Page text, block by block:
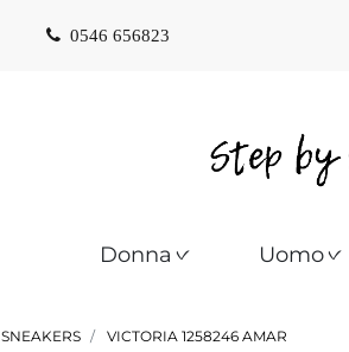
0546 656823
Donna Uomo
SNEAKERS VICTORIA 1258246 AMAR